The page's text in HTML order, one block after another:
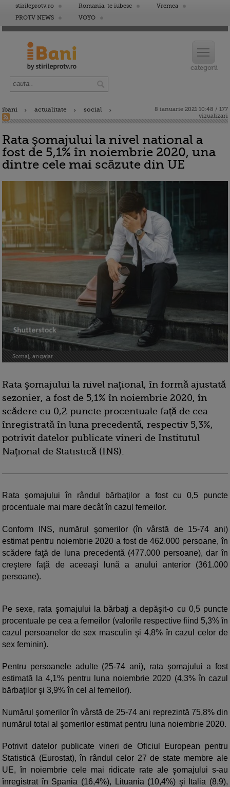
stirileprotv.ro Romania, te iubesc
Vremea
PROTV NEWS
VOYO
ibani actualitate social
8 ianuarie 2021 10:48 / 177
vizualizari
Rata şomajului la nivel national a
fost de 5,1% în noiembrie 2020, una
dintre cele mai scăzute din UE
Somaj, angajat
Rata şomajului la nivel naţional, în formă ajustată
sezonier, a fost de 5,1% în noiembrie 2020, în
scădere cu 0,2 puncte procentuale faţă de cea
înregistrată în luna precedentă, respectiv 5,3%,
potrivit datelor publicate vineri de Institutul
Naţional de Statistică (INS).
Rata şomajului în rândul bărbaţilor a fost cu 0,5 puncte
procentuale mai mare decât în cazul femeilor.
Conform INS, numărul şomerilor (în vârstă de 15-74 ani)
estimat pentru noiembrie 2020 a fost de 462.000 persoane, în
scădere faţă de luna precedentă (477.000 persoane), dar în
creştere faţă de aceeaşi lună a anului anterior (361.000
persoane).
Pe sexe, rata şomajului la bărbaţi a depăşit-o cu 0,5 puncte
procentuale pe cea a femeilor (valorile respective fiind 5,3% în
cazul persoanelor de sex masculin şi 4,8% în cazul celor de
sex feminin).
Pentru persoanele adulte (25-74 ani), rata şomajului a fost
estimată la 4,1% pentru luna noiembrie 2020 (4,3% în cazul
bărbaţilor şi 3,9% în cel al femeilor).
Numărul şomerilor în vârstă de 25-74 ani reprezintă 75,8% din
numărul total al şomerilor estimat pentru luna noiembrie 2020.
Potrivit datelor publicate vineri de Oficiul European pentru
Statistică (Eurostat), în rândul celor 27 de state membre ale
UE, în noiembrie cele mai ridicate rate ale şomajului s-au
înregistrat în Spania (16,4%), Lituania (10,4%) şi Italia (8,9),